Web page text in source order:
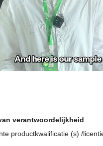
verantwoordelijkheid
productkwalificatie (s) /